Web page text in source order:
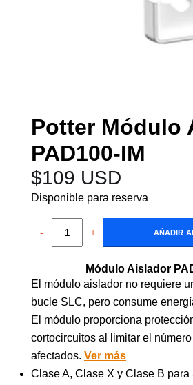
Potter Módulo
PAD100-IM
$109 USD
Disponible para reserva
- + AÑADIR
Módulo Aislador
El módulo aislador no requiere
bucle SLC, pero consume
El módulo proporciona
cortocircuitos al limitar el
afectados. Ver más
Clase A, Clase X y Clase B para